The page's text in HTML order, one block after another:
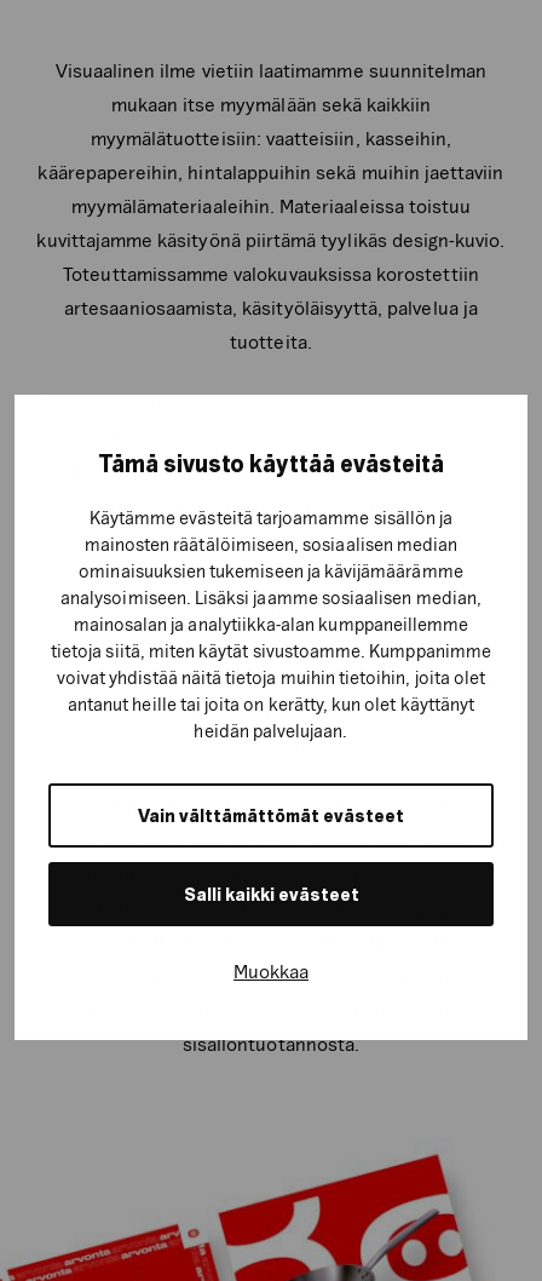
Tämä sivusto käyttää evästeitä
Käytämme evästeitä tarjoamamme sisällön ja
mainosten räätälöimiseen, sosiaalisen median
ominaisuuksien tukemiseen ja kävijämäärämme
analysoimiseen. Lisäksi jaamme sosiaalisen median,
mainosalan ja analytiikka-alan kumppaneillemme
tietoja siitä, miten käytät sivustoamme. Kumppanimme
voivat yhdistää näitä tietoja muihin tietoihin, joita olet
antanut heille tai joita on kerätty, kun olet käyttänyt
heidän palvelujaan.
Vain välttämättömät evästeet
Salli kaikki evästeet
Muokkaa
Visuaalinen ilme vietiin laatimamme suunnitelman
mukaan itse myymälään sekä kaikkiin
myymälätuotteisiin: vaatteisiin, kasseihin,
käärepapereihin, hintalappuihin sekä muihin jaettaviin
myymälämateriaaleihin. Materiaaleissa toistuu
kuvittajamme käsityönä piirtämä tyylikäs design-kuvio.
Toteuttamissamme valokuvauksissa korostettiin
artesaaniosaamista, käsityöläisyyttä, palvelua ja
tuotteita.
löydettävyyden verkosta ja toimii digitaalisen
markkinoinnin laskeutumisalustana. Huolehdimme
yrittäjän puolesta myös esimerkiksi palvelintilan
valinnasta, sähköpostien sekä sosiaalisen median tilien
perustamisesta ja painomateriaalien toimittajan
kilpailuttamisesta. Yrittäjä pystyi keskittymään muihin
perustamisvaiheen tehtäviin ja itse liiketoimintaan, kun
markkinointi ja yritysidentiteetti jäi meidän
tehtäväksemme.
Suunnittelimme lanseerauskampanjan, joka
tekemämme mediasuunnitelman mukaan näkyi laajasti
ydinliiketoiminta-alueen ratikkapysäkeillä ja
toteuttaneet jatkuvaa digimarkkinointia eri kanavissa,
sisällöntuotannosta.